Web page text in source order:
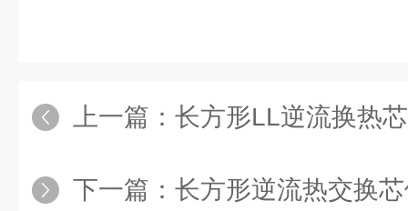
上一篇： 长方形LL逆流换热
下一篇： 长方形逆流热交换